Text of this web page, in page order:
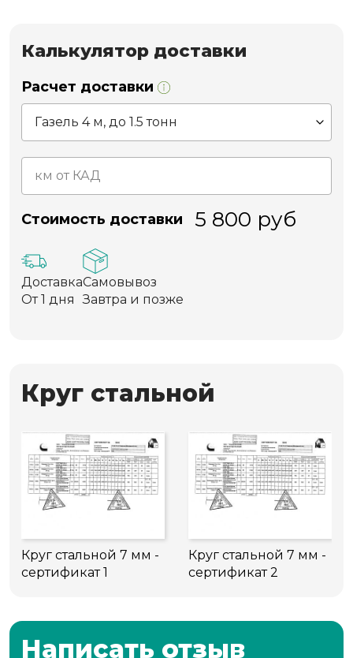
Калькулятор доставки
Расчет доставки
Стоимость доставки 5 800 руб
Доставка
От 1 дня
Самовывоз
Завтра и позже
Круг стальной
Круг стальной 7 мм -
сертификат 1
Круг стальной 7 мм -
сертификат 2
Написать отзыв